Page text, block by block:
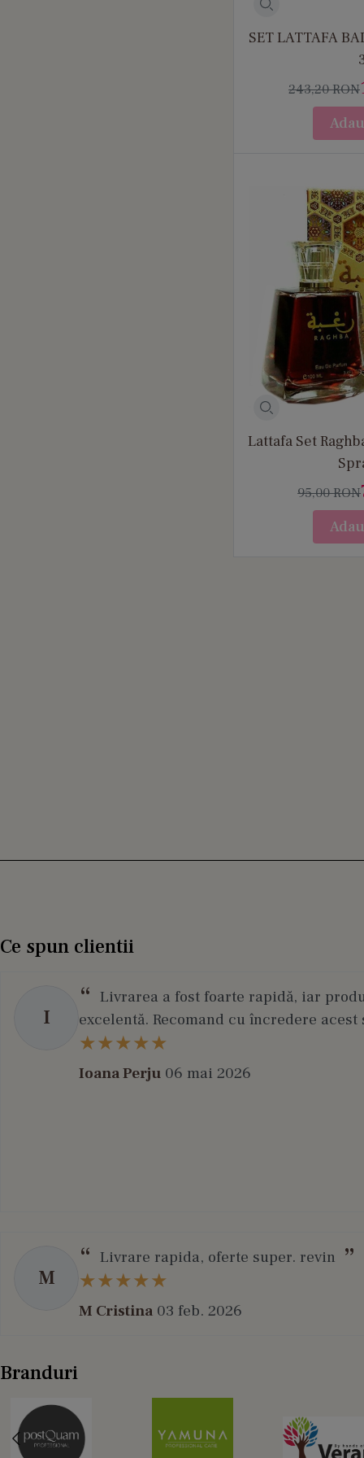
SET LATTAFA
243,20RON
Lattafa Set
95,00RON
Ce spun clientii
I
Livrarea a fost foarte rapidă, iar
excelentă. Recomand cu încredere
Ioana Perju 06 mai 2026
M
Livrare rapida, oferte super. revin
M Cristina 03 feb. 2026
Branduri